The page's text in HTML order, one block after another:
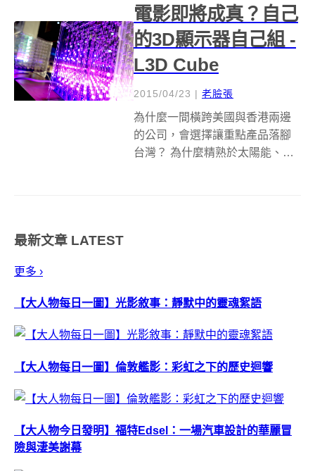
電影即將成真？自己
的3D顯示器自己組 -
L3D Cube
2015/04/23 | 老臉張
為什麼一間橫跨美國與香港兩邊
的公司，會選擇讓重點產品落腳
台灣？ 為什麼精熟於太陽能、風
最新文章 LATEST
更多 ›
【大人物每日一圖】光影敘事：靜默中的靈魂絮語
【大人物每日一圖】倫敦艦影：彩虹之下的歷史迴響
【大人物今日發明】福特Edsel：一場汽車設計的華麗冒
險與淒美謝幕